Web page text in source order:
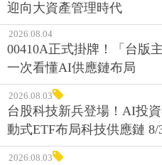
迎向大資產管理時代
2026.08.04
00410A正式掛牌！「台版
一次看懂AI供應鏈布局
2026.08.03
台股科技新兵登場！AI投
動式ETF布局科技供應鏈
2026.08.03